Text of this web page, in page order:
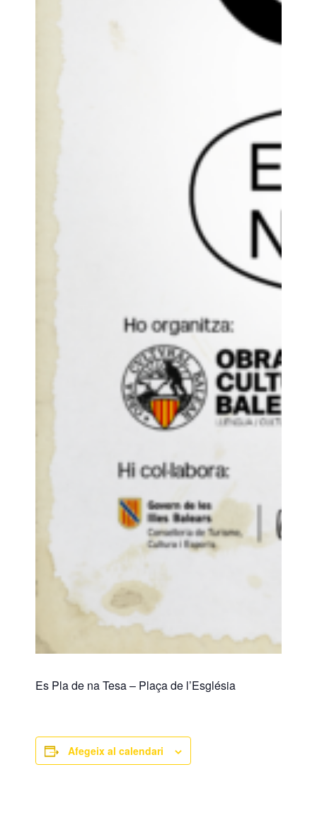
Es Pla de na Tesa – Plaça de l’Església
Afegeix al calendari